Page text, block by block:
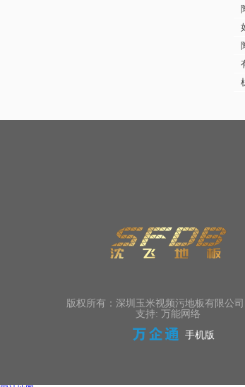
版权所有：深圳玉米视频污地板有限公
支持: 万能网络
手机版